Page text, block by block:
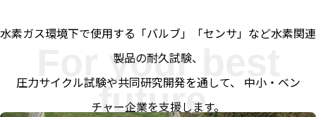
水素ガス環境下で使用する「バルブ」「センサ」など水素関連
製品の耐久試験、
圧力サイクル試験や共同研究開発を通して、 中小・ベン
チャー企業を支援します。